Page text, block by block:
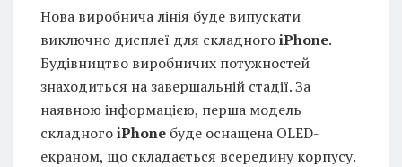
Нова виробнича лінія буде випускати
виключно дисплеї для складногоiPhone.
Будівництво виробничих потужностей
знаходиться на завершальній стадії. За
наявною інформацією, перша модель
складногоiPhone буде оснащена OLED-
екраном, що складається всередину корпусу.